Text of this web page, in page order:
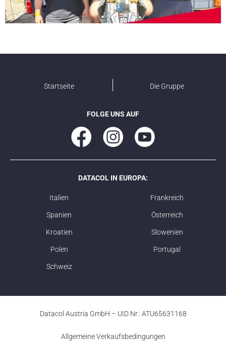
Startseite Die Gruppe
FOLGE UNS AUF
DATACOL IN EUROPA:
Italien Frankreich
Spanien Österreich
Kroatien Slowenien
Polen Portugal
Schweiz
Datacol Austria GmbH – UID Nr.: ATU65631168
Allgemeine Verkaufsbedingungen